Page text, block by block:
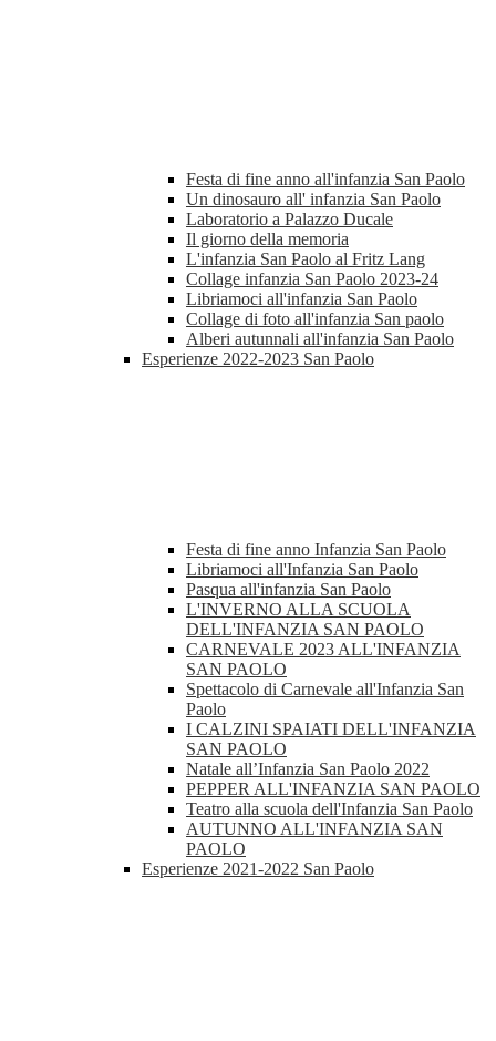
Festa di fine anno all'infanzia San Paolo
Un dinosauro all' infanzia San Paolo
Laboratorio a Palazzo Ducale
Il giorno della memoria
L'infanzia San Paolo al Fritz Lang
Collage infanzia San Paolo 2023-24
Libriamoci all'infanzia San Paolo
Collage di foto all'infanzia San paolo
Alberi autunnali all'infanzia San Paolo
Esperienze 2022-2023 San Paolo
Festa di fine anno Infanzia San Paolo
Libriamoci all'Infanzia San Paolo
Pasqua all'infanzia San Paolo
L'INVERNO ALLA SCUOLA
DELL'INFANZIA SAN PAOLO
CARNEVALE 2023 ALL'INFANZIA
SAN PAOLO
Spettacolo di Carnevale all'Infanzia San
Paolo
I CALZINI SPAIATI DELL'INFANZIA
SAN PAOLO
Natale all’Infanzia San Paolo 2022
PEPPER ALL'INFANZIA SAN PAOLO
Teatro alla scuola dell'Infanzia San Paolo
AUTUNNO ALL'INFANZIA SAN
PAOLO
Esperienze 2021-2022 San Paolo